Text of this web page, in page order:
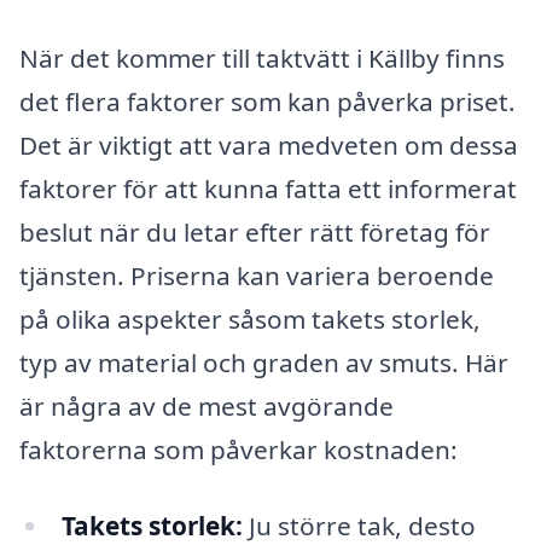
När det kommer till taktvätt i Källby finns
det flera faktorer som kan påverka priset.
Det är viktigt att vara medveten om dessa
faktorer för att kunna fatta ett informerat
beslut när du letar efter rätt företag för
tjänsten. Priserna kan variera beroende
på olika aspekter såsom takets storlek,
typ av material och graden av smuts. Här
är några av de mest avgörande
faktorerna som påverkar kostnaden:
Takets storlek: Ju större tak, desto